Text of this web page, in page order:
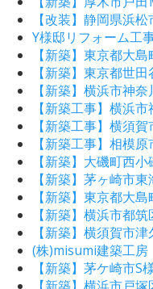
【改装】静岡県浜
Y様邸リフォーム工
【新築】東京都大
【新築】東京都世
【新築】横浜市神
【新築工事】横浜
【新築工事】横須
【新築工事】相模
【新築】大磯町西
【新築】茅ヶ崎市
【新築】東京都大
【新築】横浜市都
【新築】横須賀市
(株)misumi建築工
【新築】茅ケ崎市S